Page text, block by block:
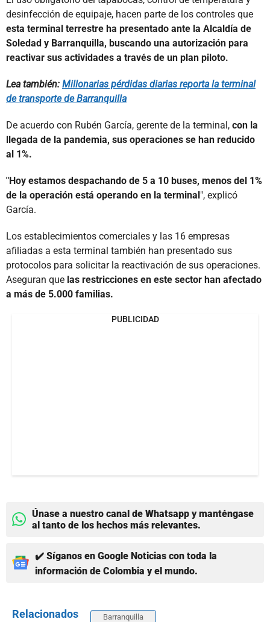
desinfección de equipaje, hacen parte de los controles que
esta terminal terrestre ha presentado ante la Alcaldía de
Soledad y Barranquilla, buscando una autorización para
reactivar sus actividades a través de un plan piloto.
Lea también: Millonarias pérdidas diarias reporta la terminal
de transporte de Barranquilla
De acuerdo con Rubén García, gerente de la terminal, con la
llegada de la pandemia, sus operaciones se han reducido
al 1%.
"Hoy estamos despachando de 5 a 10 buses, menos del 1%
de la operación está operando en la terminal", explicó
García.
Los establecimientos comerciales y las 16 empresas
afiliadas a esta terminal también han presentado sus
protocolos para solicitar la reactivación de sus operaciones.
Aseguran que las restricciones en este sector han afectado
a más de 5.000 familias.
PUBLICIDAD
Únase a nuestro canal de Whatsapp y manténgase
al tanto de los hechos más relevantes.
✔️ Síganos en Google Noticias con toda la
información de Colombia y el mundo.
Relacionados Barranquilla